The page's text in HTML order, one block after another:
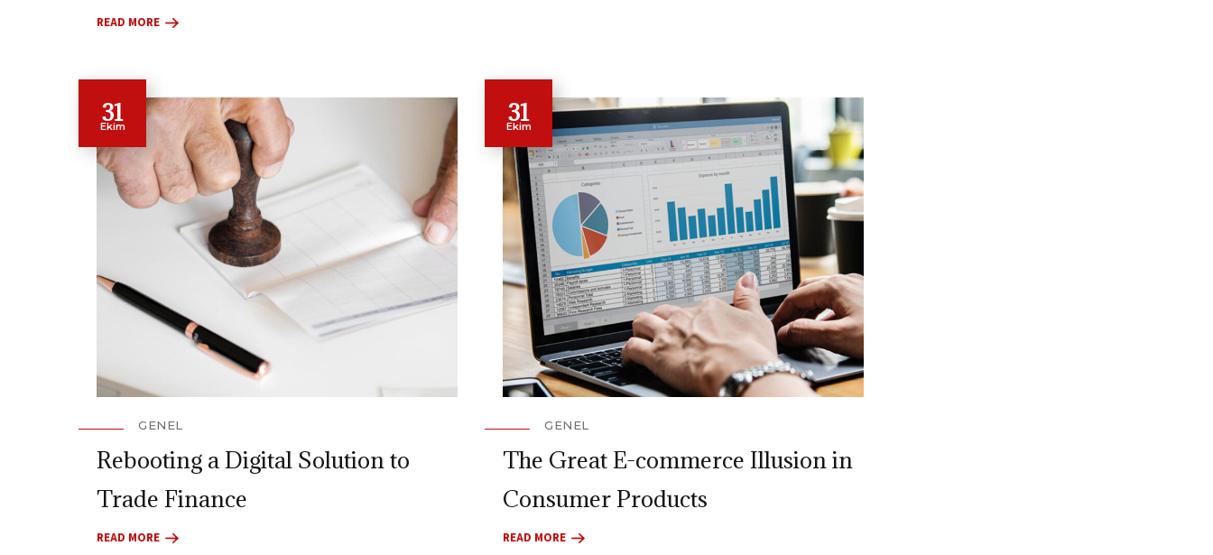
READ MORE
31
Ekim
GENEL
Rebooting a Digital Solution to
Trade Finance
READ MORE
31
Ekim
GENEL
The Great E-commerce Illusion in
Consumer Products
READ MORE